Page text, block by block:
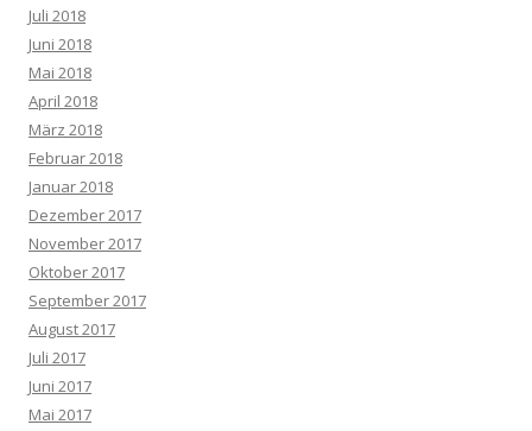
Juli 2018
Juni 2018
Mai 2018
April 2018
März 2018
Februar 2018
Januar 2018
Dezember 2017
November 2017
Oktober 2017
September 2017
August 2017
Juli 2017
Juni 2017
Mai 2017